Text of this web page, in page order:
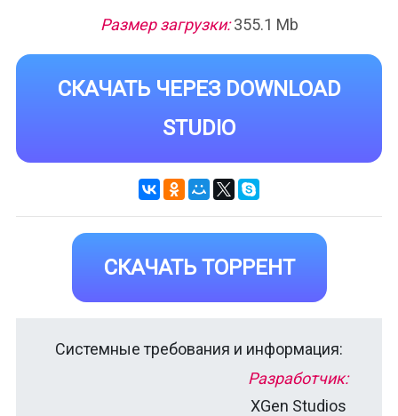
Размер загрузки:355.1 Mb
СКАЧАТЬ ЧЕРЕЗ DOWNLOAD
STUDIO
СКАЧАТЬ ТОРРЕНТ
Системные требования и информация:
Разработчик:
XGen Studios